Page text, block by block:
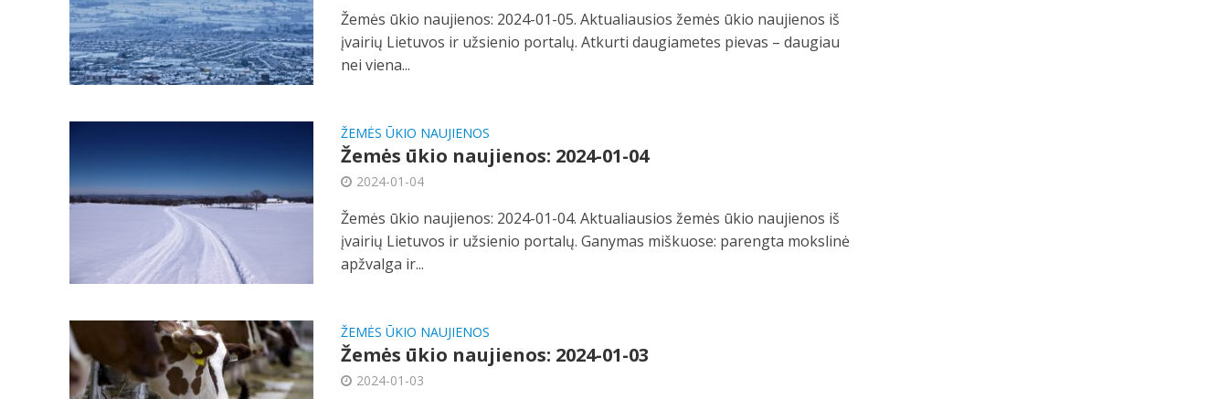
Žemės ūkio naujienos: 2024-01-05. Aktualiausios žemės ūkio naujienos iš
įvairių Lietuvos ir užsienio portalų. Atkurti daugiametes pievas – daugiau
nei viena...
ŽEMĖS ŪKIO NAUJIENOS
Žemės ūkio naujienos: 2024-01-04
2024-01-04
Žemės ūkio naujienos: 2024-01-04. Aktualiausios žemės ūkio naujienos iš
įvairių Lietuvos ir užsienio portalų. Ganymas miškuose: parengta mokslinė
apžvalga ir...
ŽEMĖS ŪKIO NAUJIENOS
Žemės ūkio naujienos: 2024-01-03
2024-01-03